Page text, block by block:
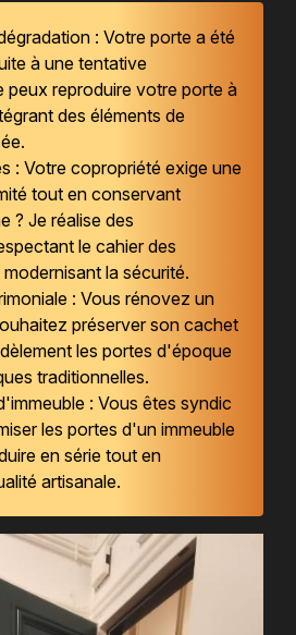
: Votre porte a été
à une tentative
peux reproduire votre porte à
des éléments de
: Votre copropriété exige une
tout en conservant
? Je réalise des
le cahier des
la sécurité.
: Vous rénovez un
préserver son cachet
les portes d'époque
traditionnelles.
: Vous êtes syndic
les portes d'un immeuble
en série tout en
artisanale.